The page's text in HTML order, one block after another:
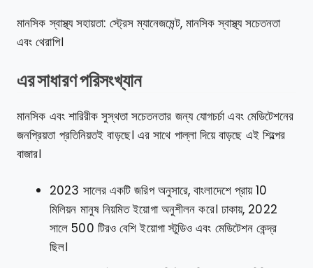
মানসিক স্বাস্থ্য সহায়তা: স্ট্রেস ম্যানেজমেন্ট, মানসিক স্বাস্থ্য সচেতনতা
এবং থেরাপি।
এর সাধারণ পরিসংখ্যান
মানসিক এবং শারিরীক সুস্থতা সচেতনতার জন্য যোগচর্চা এবং মেডিটেশনের
জনপ্রিয়তা প্রতিনিয়তই বাড়ছে। এর সাথে পাল্লা দিয়ে বাড়ছে এই শিল্পের
বাজার।
2023 সালের একটি জরিপ অনুসারে, বাংলাদেশে প্রায় 10
মিলিয়ন মানুষ নিয়মিত ইয়োগা অনুশীলন করে। ঢাকায়, 2022
সালে 500 টিরও বেশি ইয়োগা স্টুডিও এবং মেডিটেশন কেন্দ্র
ছিল।